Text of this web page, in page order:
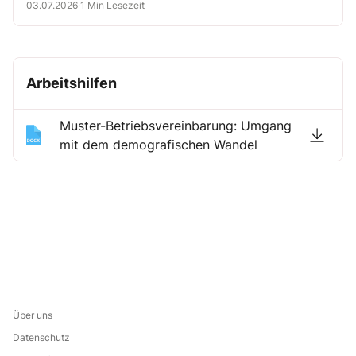
Arbeitgeber das nicht mitentscheiden (Landesarbeitsgericht Hamm,
03.07.2026·1 Min Lesezeit
Arbeitshilfen
Muster-Betriebsvereinbarung: Umgang
mit dem demografischen Wandel
Über uns
Datenschutz